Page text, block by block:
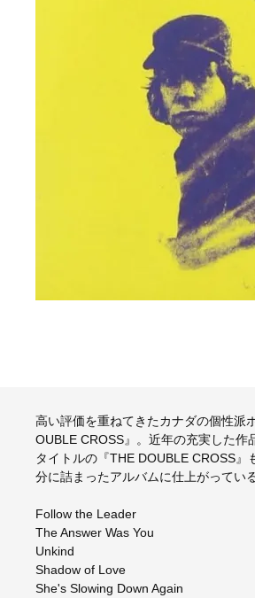
高い評価を重ねてきたカナダの個性派
OUBLE CROSS』。近年の充実した作
タイトルの『THE DOUBLE CROSS
分に詰まったアルバムに仕上がっている
Follow the Leader
The Answer Was You
Unkind
Shadow of Love
She's Slowing Down Again